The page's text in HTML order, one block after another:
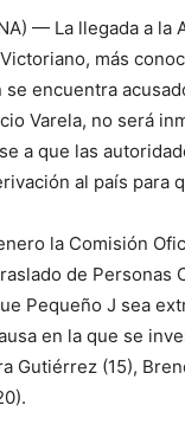
— La llegada a la
más
se encuentra
Varela, no será
a que las
al país para
la Comisión
de Personas
Pequeño J sea
en la que se
Gutiérrez (15),